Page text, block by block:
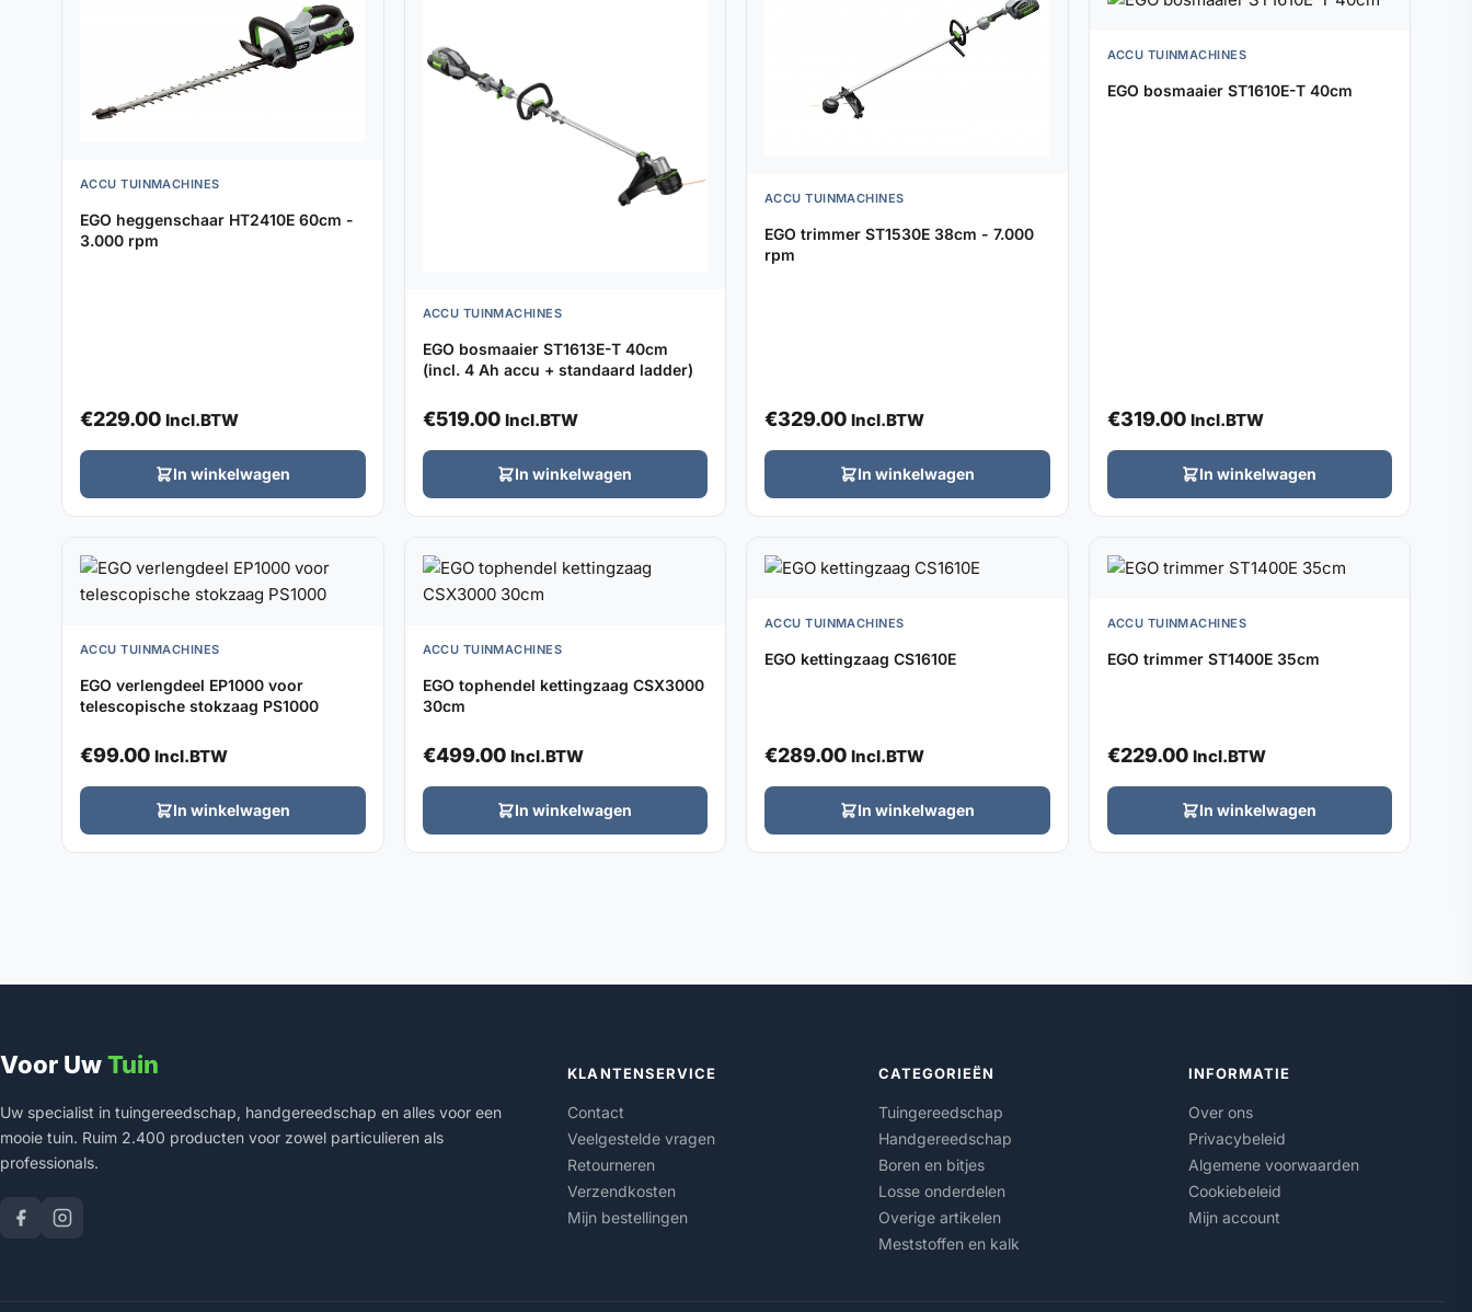
ACCU TUINMACHINES
EGO heggenschaar HT2410E 60cm -
3.000 rpm
€229.00 Incl.BTW
In winkelwagen
ACCU TUINMACHINES
EGO bosmaaier ST1613E-T 40cm
(incl. 4 Ah accu + standaard ladder)
€519.00 Incl.BTW
In winkelwagen
ACCU TUINMACHINES
EGO trimmer ST1530E 38cm - 7.000
rpm
€329.00 Incl.BTW
In winkelwagen
ACCU TUINMACHINES
EGO bosmaaier ST1610E-T 40cm
€319.00 Incl.BTW
In winkelwagen
ACCU TUINMACHINES
EGO verlengdeel EP1000 voor
telescopische stokzaag PS1000
€99.00 Incl.BTW
In winkelwagen
ACCU TUINMACHINES
EGO tophendel kettingzaag CSX3000
30cm
€499.00 Incl.BTW
In winkelwagen
ACCU TUINMACHINES
EGO kettingzaag CS1610E
€289.00 Incl.BTW
In winkelwagen
ACCU TUINMACHINES
EGO trimmer ST1400E 35cm
€229.00 Incl.BTW
In winkelwagen
Voor UwTuin
Uw specialist in tuingereedschap, handgereedschap en alles voor een
mooie tuin. Ruim 2.400 producten voor zowel particulieren als
professionals.
KLANTENSERVICE
Contact
Veelgestelde vragen
Retourneren
Verzendkosten
Mijn bestellingen
CATEGORIEËN
Tuingereedschap
Handgereedschap
Boren en bitjes
Losse onderdelen
Overige artikelen
Meststoffen en kalk
INFORMATIE
Over ons
Privacybeleid
Algemene voorwaarden
Cookiebeleid
Mijn account